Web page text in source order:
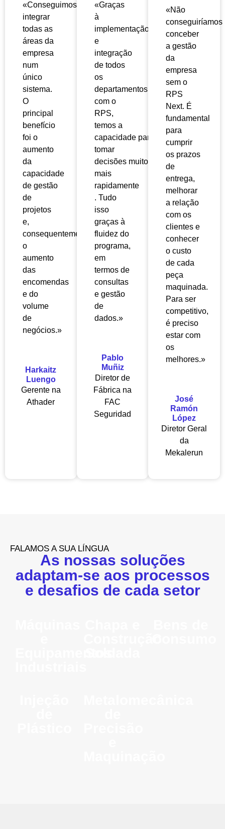
«Conseguimos
integrar
todas as
áreas da
empresa
num
único
sistema.
O
principal
benefício
foi o
aumento
da
capacidade
de gestão
de
projetos
e,
consequentemente,
o
aumento
das
encomendas
e do
volume
de
negócios.»
Harkaitz
Luengo
Gerente na
Athader
«Graças
à
implementação
e
integração
de todos
os
departamentos
com o
RPS,
temos a
capacidade para
tomar
decisões muito
mais
rapidamente
. Tudo
isso
graças à
fluidez do
programa,
em
termos de
consultas
e gestão
de
dados.»
Pablo
Muñiz
Diretor de
Fábrica na
FAC
Seguridad
«Não
conseguiríamos
conceber
a gestão
da
empresa
sem o
RPS
Next. É
fundamental
para
cumprir
os prazos
de
entrega,
melhorar
a relação
com os
clientes e
conhecer
o custo
de cada
peça
maquinada.
Para ser
competitivo,
é preciso
estar com
os
melhores.»
José
Ramón
López
Diretor Geral
da
Mekalerun
FALAMOS A SUA LÍNGUA
As nossas soluções
adaptam-se aos processos
e desafios de cada setor